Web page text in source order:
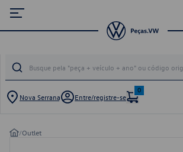
Nova Serrana Entre/registre-se
0
/Outlet